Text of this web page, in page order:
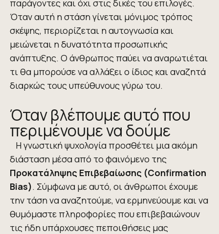
παράγοντες και όχι στις δικές του επιλογές.
Όταν αυτή η στάση γίνεται μόνιμος τρόπος
σκέψης, περιορίζεται η αυτογνωσία και
μειώνεται η δυνατότητα προσωπικής
ανάπτυξης. Ο άνθρωπος παύει να αναρωτιέται
τι θα μπορούσε να αλλάξει ο ίδιος και αναζητά
διαρκώς τους υπεύθυνους γύρω του.
Όταν βλέπουμε αυτό που
περιμένουμε να δούμε
Η γνωστική ψυχολογία προσθέτει μια ακόμη
διάσταση μέσα από το φαινόμενο της
Προκατάληψης Επιβεβαίωσης (Confirmation
Bias). Σύμφωνα με αυτό, οι άνθρωποι έχουμε
την τάση να αναζητούμε, να ερμηνεύουμε και να
θυμόμαστε πληροφορίες που επιβεβαιώνουν
τις ήδη υπάρχουσες πεποιθήσεις μας